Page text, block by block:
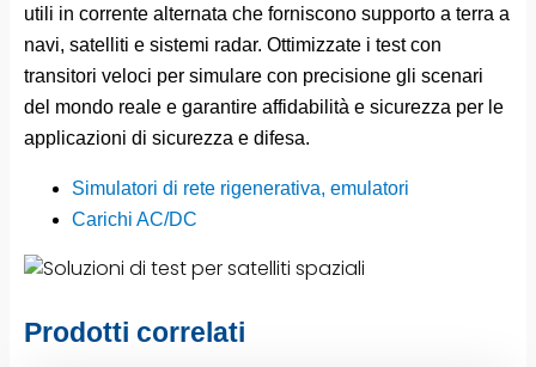
utili in corrente alternata che forniscono supporto a terra a
navi, satelliti e sistemi radar. Ottimizzate i test con
transitori veloci per simulare con precisione gli scenari
del mondo reale e garantire affidabilità e sicurezza per le
applicazioni di sicurezza e difesa.
Simulatori di rete rigenerativa, emulatori
Carichi AC/DC
Prodotti correlati